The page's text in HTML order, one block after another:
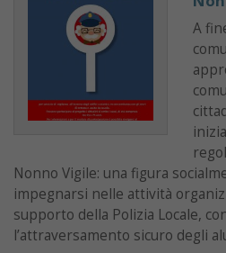
A
Nonno Vigile: una figura
impegnarsi nelle attività
supporto della Polizia Locale,
l’attraversamento sicuro degli